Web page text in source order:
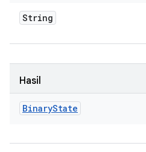
String
Hasil
BinaryState